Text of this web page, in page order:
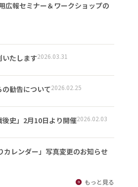
報セミナー＆ワークショップの
いたします2026.03.31
勧告について2026.02.25
史」2月10日より開催2026.02.03
カレンダー」写真変更のお知らせ
もっと見る